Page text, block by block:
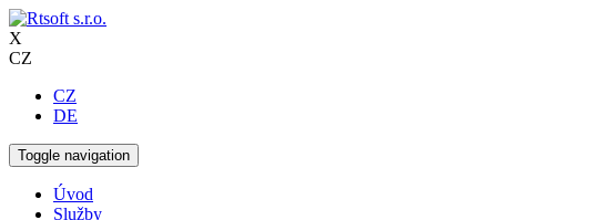
X
CZ
CZ
DE
Toggle navigation
Úvod
Služby